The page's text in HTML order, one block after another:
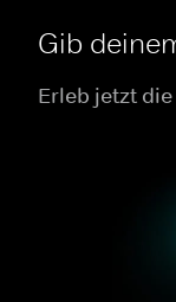
Gib
Erleb jetzt